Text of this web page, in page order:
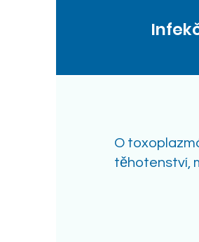
O
těhotenství,